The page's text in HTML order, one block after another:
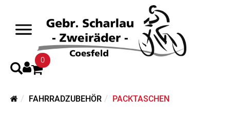
0
FAHRRADZUBEHÖR PACKTASCHEN